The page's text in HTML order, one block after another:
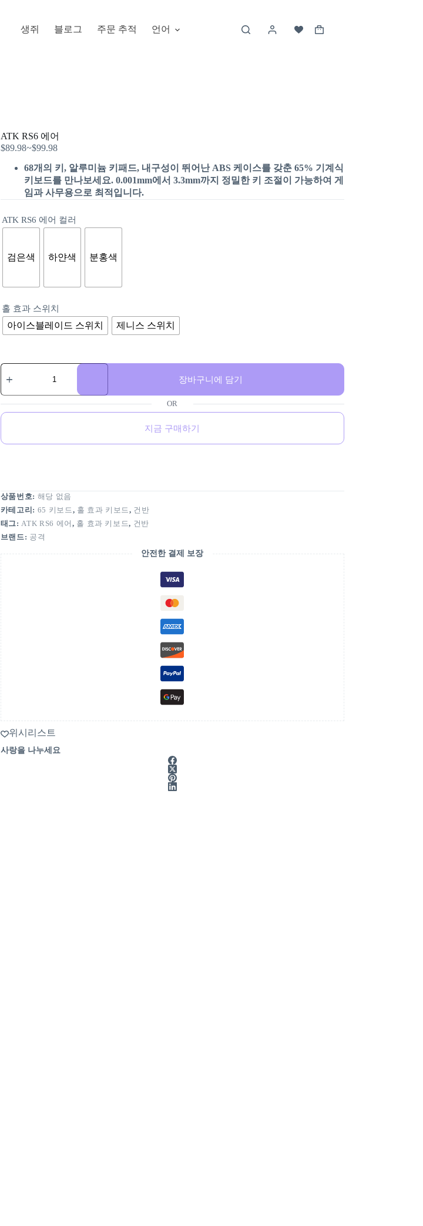
생쥐 블로그 주문 추적 언어
ATK RS6 에어
$89.98~$99.98
68개의 키, 알루미늄 키패드, 내구성이 뛰어난 ABS 케이스를 갖춘 65% 기계식
키보드를 만나보세요. 0.001mm에서 3.3mm까지 정밀한 키 조절이 가능하여 게
임과 사무용으로 최적입니다.
ATK RS6 에어 컬러
검은색 하얀색 분홍색
홀 효과 스위치
아이스블레이드 스위치 제니스 스위치
장바구니에 담기
지금 구매하기
상품번호: 해당 없음
카테고리: 65 키보드, 홀 효과 키보드, 건반
태그:ATK RS6 에어 , 홀 효과 키보드, 건반
브랜드: 공격
안전한 결제 보장
위시리스트
사랑을 나누세요